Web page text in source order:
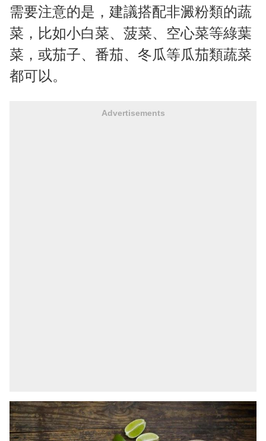
需要注意的是，建議搭配非澱粉類的蔬
菜，比如小白菜、菠菜、空心菜等綠葉
菜，或茄子、番茄、冬瓜等瓜茄類蔬菜
都可以。
Advertisements